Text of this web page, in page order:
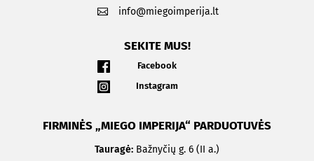
info@miegoimperija.lt
SEKITE MUS!
Facebook
Instagram
FIRMINĖS „MIEGO IMPERIJA“ PARDUOTUVĖS
Tauragė: Bažnyčių g. 6 (II a.)